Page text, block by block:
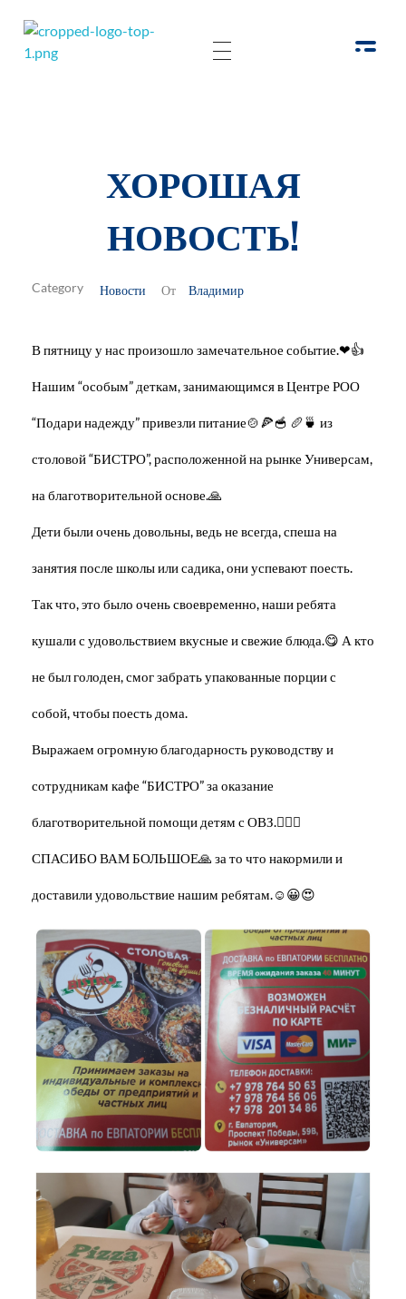
ХОРОШАЯ
НОВОСТЬ!
От Владимир
Новости
В пятницу у нас произошло замечательное событие.❤👍
Нашим “особым” деткам, занимающимся в Центре РОО
“Подари надежду” привезли питание🍲🍕🥣 🥖🍵 из
столовой “БИСТРО”, расположенной на рынке Универсам,
на благотворительной основе.🙏
Дети были очень довольны, ведь не всегда, спеша на
занятия после школы или садика, они успевают поесть.
Так что, это было очень своевременно, наши ребята
кушали с удовольствием вкусные и свежие блюда.😋 А кто
не был голоден, смог забрать упакованные порции с
собой, чтобы поесть дома.
Выражаем огромную благодарность руководству и
сотрудникам кафе “БИСТРО” за оказание
благотворительной помощи детям с ОВЗ.❤‍🔥🤲
СПАСИБО ВАМ БОЛЬШОЕ🙏 за то что накормили и
доставили удовольствие нашим ребятам.☺😀😍